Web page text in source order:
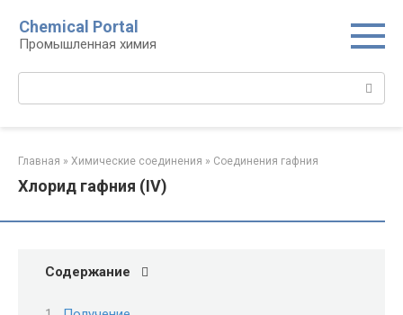
контенту
Chemical Portal
Промышленная химия
Главная » Химические соединения » Соединения гафния‎
Хлорид гафния (IV)
Содержание